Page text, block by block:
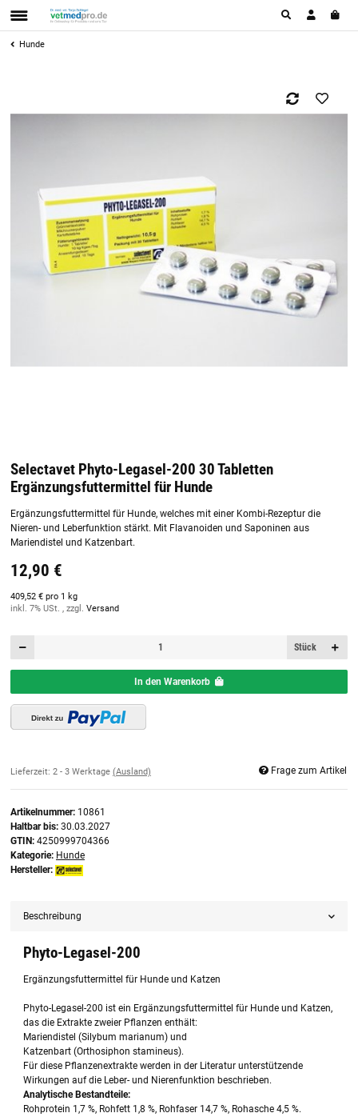
Hunde
Selectavet Phyto-Legasel-200 30 Tabletten
Ergänzungsfuttermittel für Hunde
Ergänzungsfuttermittel für Hunde, welches mit einer Kombi-Rezeptur die
Nieren- und Leberfunktion stärkt. Mit Flavanoiden und Saponinen aus
Mariendistel und Katzenbart.
12,90 €
409,52 € pro 1 kg
inkl. 7% USt. , zzgl. Versand
Stück
In den Warenkorb
Lieferzeit: 2 - 3 Werktage (Ausland) Frage zum Artikel
Artikelnummer: 10861
Haltbar bis: 30.03.2027
GTIN: 4250999704366
Kategorie: Hunde
Hersteller:
Beschreibung
Phyto-Legasel-200
Ergänzungsfuttermittel für Hunde und Katzen
Phyto-Legasel-200 ist ein Ergänzungsfuttermittel für Hunde und Katzen,
das die Extrakte zweier Pflanzen enthält:
Mariendistel (Silybum marianum) und
Katzenbart (Orthosiphon stamineus).
Für diese Pflanzenextrakte werden in der Literatur unterstützende
Wirkungen auf die Leber- und Nierenfunktion beschrieben.
Analytische Bestandteile:
Rohprotein 1,7 %, Rohfett 1,8 %, Rohfaser 14,7 %, Rohasche 4,5 %.